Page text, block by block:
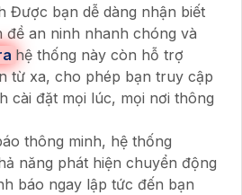
Được bạn dễ dàng nhận biết
đề an ninh nhanh chóng và
hệ thống này còn hỗ trợ
từ xa, cho phép bạn truy cập
cài đặt mọi lúc, mọi nơi thông
thông minh, hệ thống
năng phát hiện chuyển động
báo ngay lập tức đến bạn